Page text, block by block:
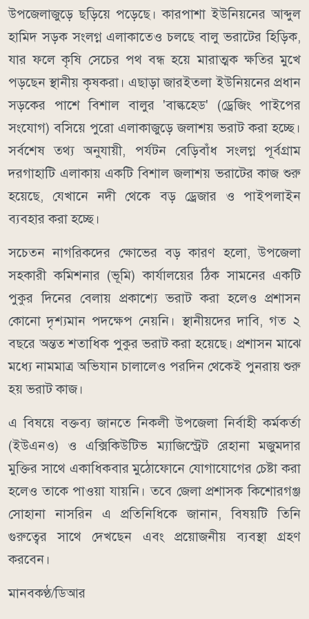
উপজেলাজুড়ে ছড়িয়ে পড়েছে। কারপাশা ইউনিয়নের আব্দুল
হামিদ সড়ক সংলগ্ন এলাকাতেও চলছে বালু ভরাটের হিড়িক,
যার ফলে কৃষি সেচের পথ বন্ধ হয়ে মারাত্মক ক্ষতির মুখে
পড়ছেন স্থানীয় কৃষকরা। এছাড়া জারইতলা ইউনিয়নের প্রধান
সড়কের পাশে বিশাল বালুর 'বাল্কহেড' (ড্রেজিং পাইপের
সংযোগ) বসিয়ে পুরো এলাকাজুড়ে জলাশয় ভরাট করা হচ্ছে।
সর্বশেষ তথ্য অনুযায়ী, পর্যটন বেড়িবাঁধ সংলগ্ন পূর্বগ্রাম
দরগাহাটি এলাকায় একটি বিশাল জলাশয় ভরাটের কাজ শুরু
হয়েছে, যেখানে নদী থেকে বড় ড্রেজার ও পাইপলাইন
ব্যবহার করা হচ্ছে।
সচেতন নাগরিকদের ক্ষোভের বড় কারণ হলো, উপজেলা
সহকারী কমিশনার (ভূমি) কার্যালয়ের ঠিক সামনের একটি
পুকুর দিনের বেলায় প্রকাশ্যে ভরাট করা হলেও প্রশাসন
কোনো দৃশ্যমান পদক্ষেপ নেয়নি। স্থানীয়দের দাবি, গত ২
বছরে অন্তত শতাধিক পুকুর ভরাট করা হয়েছে। প্রশাসন মাঝে
মধ্যে নামমাত্র অভিযান চালালেও পরদিন থেকেই পুনরায় শুরু
হয় ভরাট কাজ।
এ বিষয়ে বক্তব্য জানতে নিকলী উপজেলা নির্বাহী কর্মকর্তা
(ইউএনও) ও এক্সিকিউটিভ ম্যাজিস্ট্রেট রেহানা মজুমদার
মুক্তির সাথে একাধিকবার মুঠোফোনে যোগাযোগের চেষ্টা করা
হলেও তাকে পাওয়া যায়নি। তবে জেলা প্রশাসক কিশোরগঞ্জ
সোহানা নাসরিন এ প্রতিনিধিকে জানান, বিষয়টি তিনি
গুরুত্বের সাথে দেখছেন এবং প্রয়োজনীয় ব্যবস্থা গ্রহণ
করবেন।
মানবকণ্ঠ/ডিআর